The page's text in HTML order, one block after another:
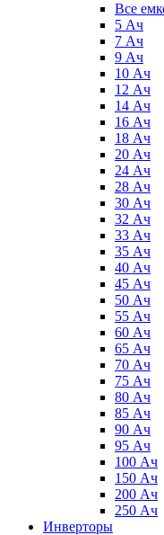
Все
5 Ач
7 Ач
9 Ач
10 Ач
12 Ач
14 Ач
16 Ач
18 Ач
20 Ач
24 Ач
28 Ач
30 Ач
32 Ач
33 Ач
35 Ач
40 Ач
45 Ач
50 Ач
55 Ач
60 Ач
65 Ач
70 Ач
75 Ач
80 Ач
85 Ач
90 Ач
95 Ач
100 Ач
150 Ач
200 Ач
250 Ач
Инверторы